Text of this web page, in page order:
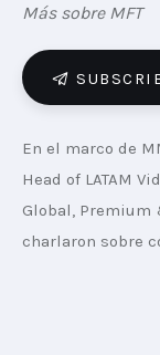
Más sobre MFT
En el marco de
Head of LATAM
Global, Premium
charlaron sobre